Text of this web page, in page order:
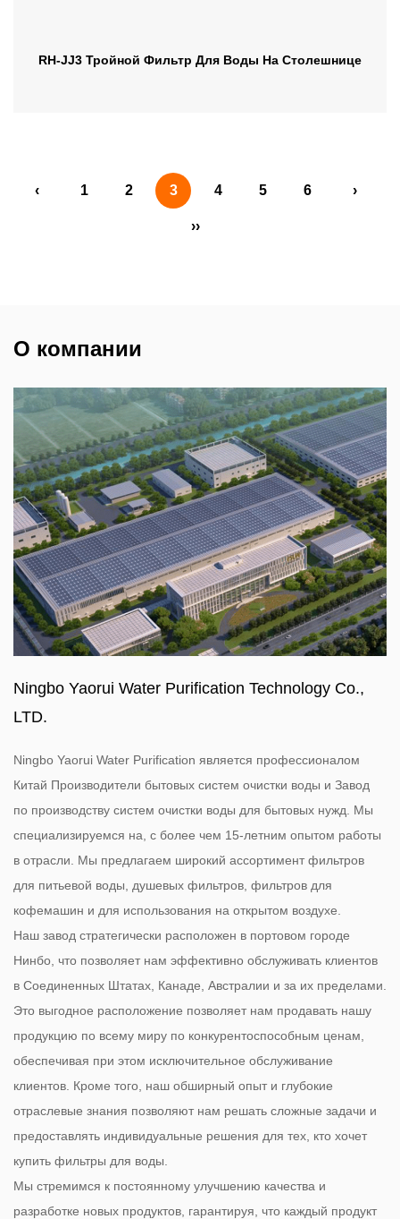
RH-JJ3 Тройной Фильтр Для Воды На Столешнице
‹ 1 2 3 4 5 6 ›
››
О компании
Ningbo Yaorui Water Purification Technology Co.,
LTD.
Ningbo Yaorui Water Purification является профессионалом
Китай Производители бытовых систем очистки воды и Завод
по производству систем очистки воды для бытовых нужд . Мы
специализируемся на, с более чем 15-летним опытом работы
в отрасли. Мы предлагаем широкий ассортимент фильтров
для питьевой воды, душевых фильтров, фильтров для
кофемашин и для использования на открытом воздухе.
Наш завод стратегически расположен в портовом городе
Нинбо, что позволяет нам эффективно обслуживать клиентов
в Соединенных Штатах, Канаде, Австралии и за их пределами.
Это выгодное расположение позволяет нам продавать нашу
продукцию по всему миру по конкурентоспособным ценам,
обеспечивая при этом исключительное обслуживание
клиентов. Кроме того, наш обширный опыт и глубокие
отраслевые знания позволяют нам решать сложные задачи и
предоставлять индивидуальные решения для тех, кто хочет
купить фильтры для воды.
Мы стремимся к постоянному улучшению качества и
разработке новых продуктов, гарантируя, что каждый продукт